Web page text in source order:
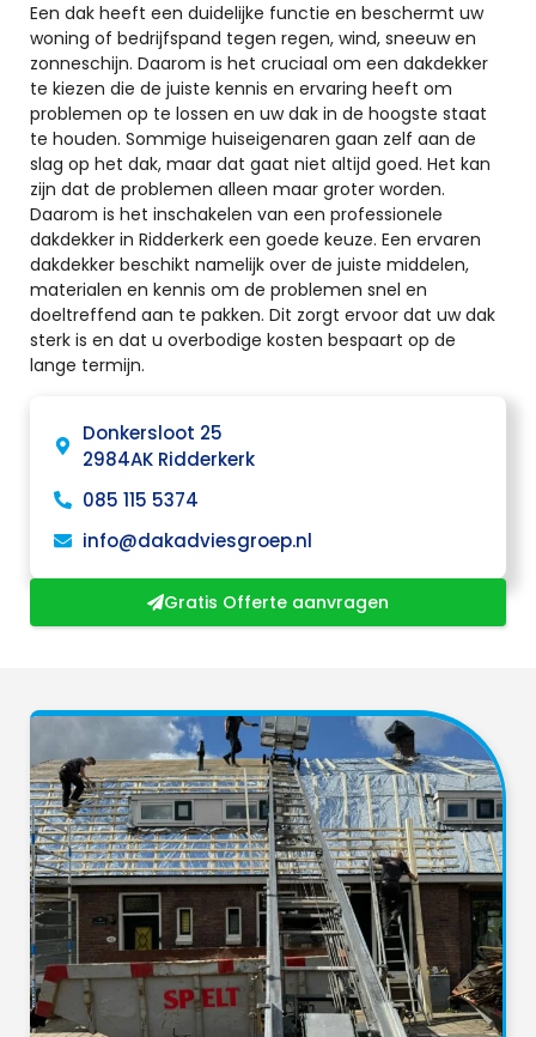
Een dak heeft een duidelijke functie en beschermt uw
woning of bedrijfspand tegen regen, wind, sneeuw en
zonneschijn. Daarom is het cruciaal om een dakdekker
te kiezen die de juiste kennis en ervaring heeft om
problemen op te lossen en uw dak in de hoogste staat
te houden. Sommige huiseigenaren gaan zelf aan de
slag op het dak, maar dat gaat niet altijd goed. Het kan
zijn dat de problemen alleen maar groter worden.
Daarom is het inschakelen van een professionele
dakdekker in Ridderkerk een goede keuze. Een ervaren
dakdekker beschikt namelijk over de juiste middelen,
materialen en kennis om de problemen snel en
doeltreffend aan te pakken. Dit zorgt ervoor dat uw dak
sterk is en dat u overbodige kosten bespaart op de
lange termijn.
Donkersloot 25
2984AK Ridderkerk
085 115 5374
info@dakadviesgroep.nl
Gratis Offerte aanvragen